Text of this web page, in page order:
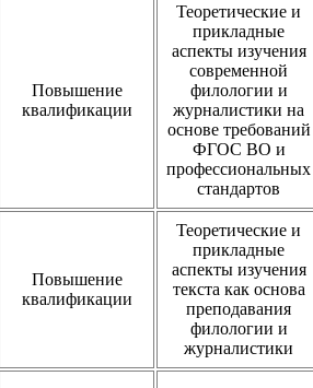
Повышение
квалификации
Теоретические и
прикладные
аспекты изучения
современной
филологии и
журналистики на
основе требований
ФГОС ВО и
профессиональных
стандартов
Повышение
квалификации
Теоретические и
прикладные
аспекты изучения
текста как основа
преподавания
филологии и
журналистики